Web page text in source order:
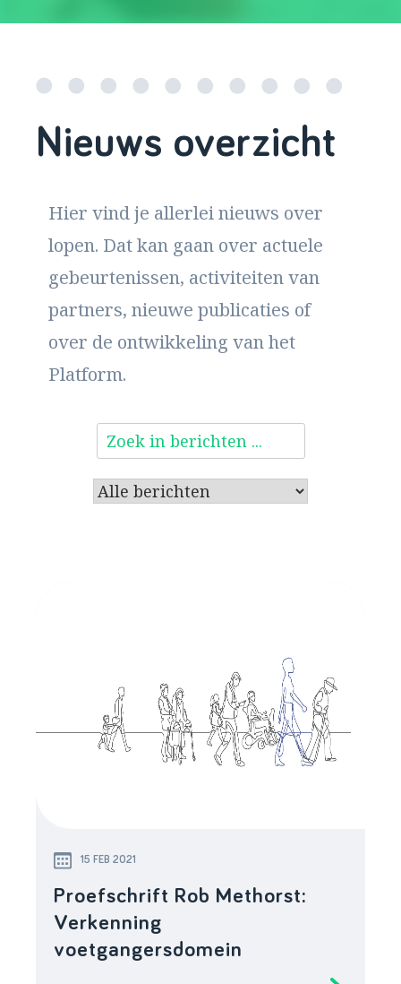
Nieuws overzicht
Hier vind je allerlei nieuws over
lopen. Dat kan gaan over actuele
gebeurtenissen, activiteiten van
partners, nieuwe publicaties of
over de ontwikkeling van het
Platform.
15 FEB 2021
Proefschrift Rob Methorst:
Verkenning
voetgangersdomein